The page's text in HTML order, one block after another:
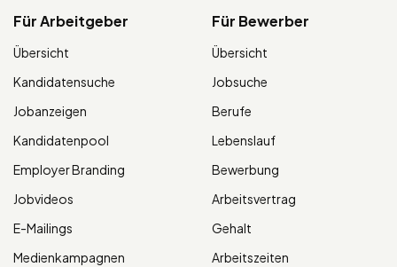
Für Arbeitgeber
Übersicht
Kandidatensuche
Jobanzeigen
Kandidatenpool
Employer Branding
Jobvideos
E-Mailings
Medienkampagnen
Für Bewerber
Übersicht
Jobsuche
Berufe
Lebenslauf
Bewerbung
Arbeitsvertrag
Gehalt
Arbeitszeiten